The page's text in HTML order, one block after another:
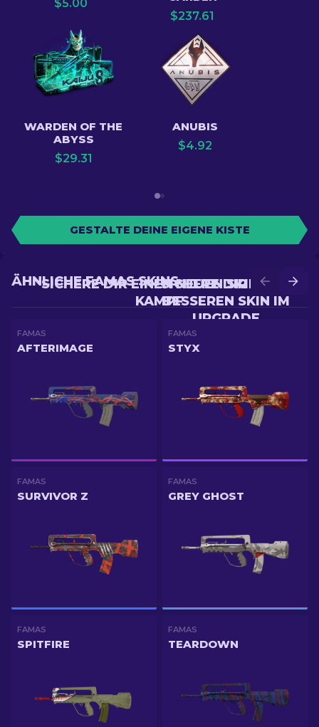
$5.00
$237.61
WARDEN OF THE
ABYSS
$29.31
ANUBIS
$4.92
GESTALTE DEINE EIGENE KISTE
SICHERE DIR EINEN
BESSEREN SKIN IM
UPGRADE
SICHERE DIR EINEN NEUEN SKIN IM
KAMPF
ÄHNLICHE FAMAS SKINS
FAMAS
AFTERIMAGE
FAMAS
STYX
FAMAS
SURVIVOR Z
FAMAS
GREY GHOST
FAMAS
SPITFIRE
FAMAS
TEARDOWN